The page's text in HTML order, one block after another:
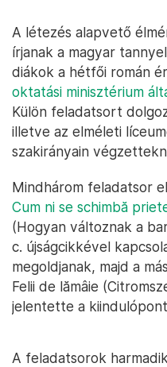
A létezés alapvető
írjanak a magyar
diákok a hétfői román
oktatási minisztérium
Külön feladatsort
illetve az elméleti
szakirányain
Mindhárom feladatsor
Cum ni se schimbă
(Hogyan változnak a
c. újságcikkével
megoldjanak, majd a
Felii de lămâie
jelentette a
A feladatsorok